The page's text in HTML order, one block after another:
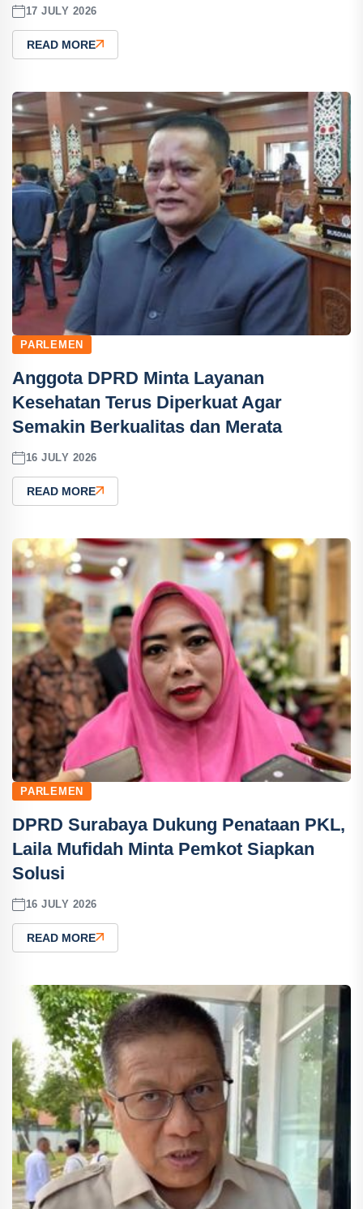
17 JULY 2026
READ MORE
PARLEMEN
Anggota DPRD Minta Layanan
Kesehatan Terus Diperkuat Agar
Semakin Berkualitas dan Merata
16 JULY 2026
READ MORE
PARLEMEN
DPRD Surabaya Dukung Penataan PKL,
Laila Mufidah Minta Pemkot Siapkan
Solusi
16 JULY 2026
READ MORE